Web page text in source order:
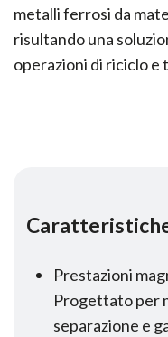
metalli ferrosi da
risultando una
operazioni di riciclo
Prestazioni
Progettato per
separazione e